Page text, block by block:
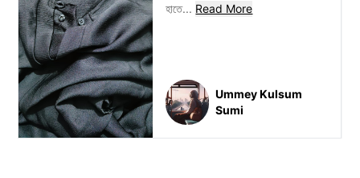
হাতে... Read More
Ummey Kulsum
Sumi